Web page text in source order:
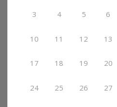
3 4 5 6
10 11 12 13
17 18 19 20
24 25 26 27